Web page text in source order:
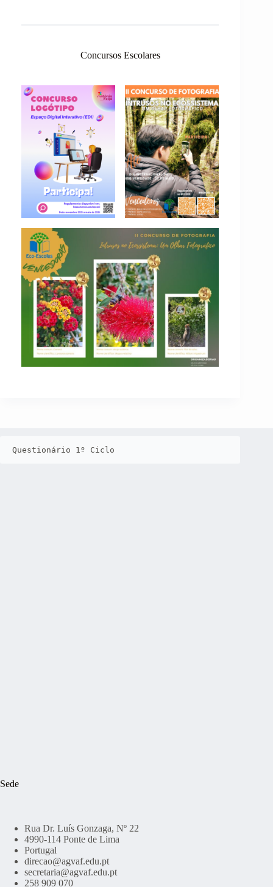
Concursos Escolares
Questionário 1º Ciclo
Sede
Rua Dr. Luís Gonzaga, Nº 22
4990-114 Ponte de Lima
Portugal
direcao@agvaf.edu.pt
secretaria@agvaf.edu.pt
258 909 070